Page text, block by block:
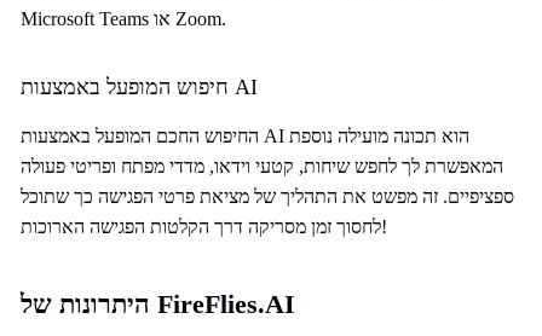
Microsoft Teams או Zoom.
חיפוש המופעל באמצעות AI
החיפוש החכם המופעל באמצעות AI הוא תכונה מועילה נוספת
המאפשרת לך לחפש שיחות, קטעי וידאו, מדדי מפתח ופריטי פעולה
ספציפיים. זה מפשט את התהליך של מציאת פרטי הפגישה כך שתוכל
לחסוך זמן מסריקה דרך הקלטות הפגישה הארוכות!
היתרונות של FireFlies.AI